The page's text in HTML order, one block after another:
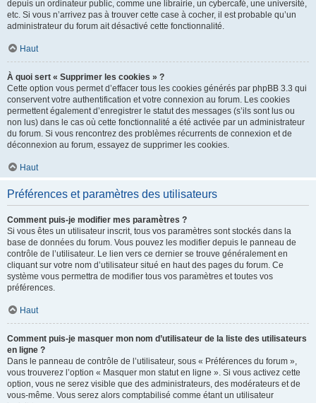
depuis un ordinateur public, comme une librairie, un cybercafé, une université,
etc. Si vous n’arrivez pas à trouver cette case à cocher, il est probable qu’un
administrateur du forum ait désactivé cette fonctionnalité.
Haut
À quoi sert « Supprimer les cookies » ?
Cette option vous permet d’effacer tous les cookies générés par phpBB 3.3 qui
conservent votre authentification et votre connexion au forum. Les cookies
permettent également d’enregistrer le statut des messages (s’ils sont lus ou
non lus) dans le cas où cette fonctionnalité a été activée par un administrateur
du forum. Si vous rencontrez des problèmes récurrents de connexion et de
déconnexion au forum, essayez de supprimer les cookies.
Haut
Préférences et paramètres des utilisateurs
Comment puis-je modifier mes paramètres ?
Si vous êtes un utilisateur inscrit, tous vos paramètres sont stockés dans la
base de données du forum. Vous pouvez les modifier depuis le panneau de
contrôle de l’utilisateur. Le lien vers ce dernier se trouve généralement en
cliquant sur votre nom d’utilisateur situé en haut des pages du forum. Ce
système vous permettra de modifier tous vos paramètres et toutes vos
préférences.
Haut
Comment puis-je masquer mon nom d’utilisateur de la liste des utilisateurs
en ligne ?
Dans le panneau de contrôle de l’utilisateur, sous « Préférences du forum »,
vous trouverez l’option « Masquer mon statut en ligne ». Si vous activez cette
option, vous ne serez visible que des administrateurs, des modérateurs et de
vous-même. Vous serez alors comptabilisé comme étant un utilisateur